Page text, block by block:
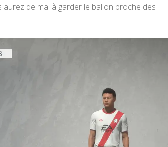
aurez de mal à garder le ballon proche des